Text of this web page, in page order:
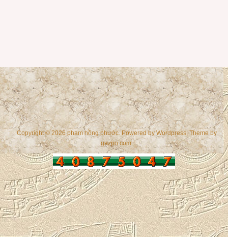
Copyright © 2026 phạm hồng phước. Powered byWordpress, Theme by
gazpo.com.